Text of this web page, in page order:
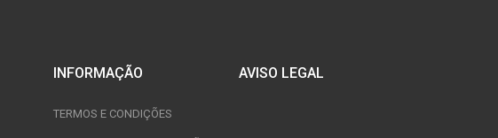
INFORMAÇÃO
TERMOS E CONDIÇÕES
AVISO LEGAL